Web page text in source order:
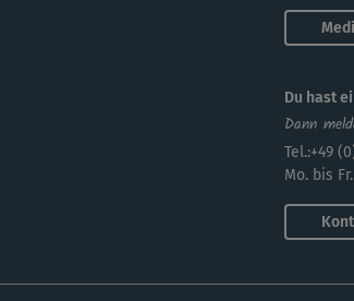
Du hast
Dann
Tel.:+49
Mo. bis